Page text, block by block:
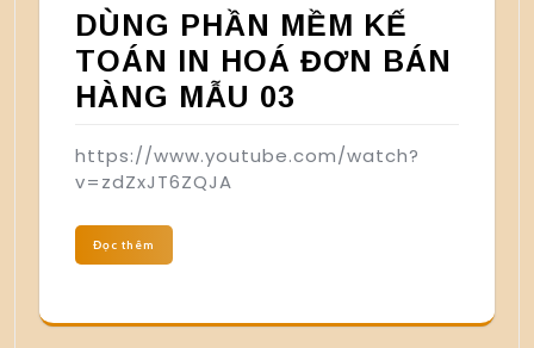
DÙNG PHẦN MỀM KẾ
TOÁN IN HOÁ ĐƠN BÁN
HÀNG MẪU 03
https://www.youtube.com/watch?
v=zdZxJT6ZQJA
Đọc thêm